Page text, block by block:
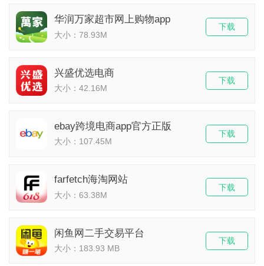
华润万家超市网上购物app
大小：78.93M
下载
兴盛优选电商
大小：42.16M
下载
ebay跨境电商app官方正版
大小：107.45M
下载
farfetch海淘网站
大小：63.38M
下载
闲鱼网二手交易平台
大小：183.93 MB
下载